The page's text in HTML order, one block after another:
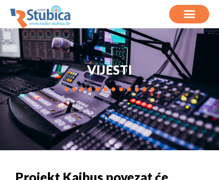
VIJESTI
Projekt Kajbus povezat će